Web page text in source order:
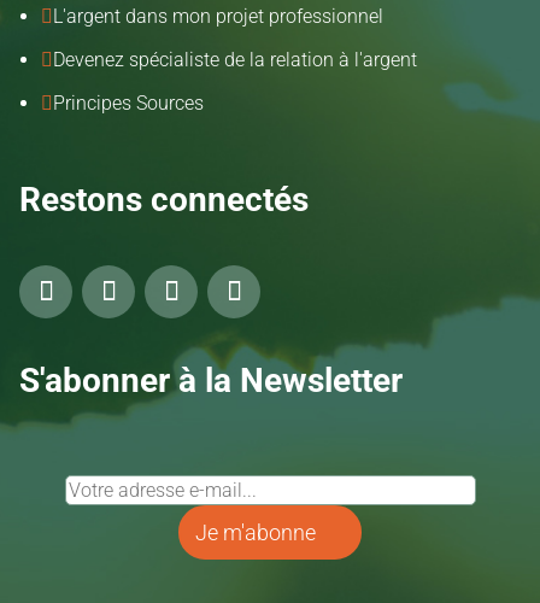
 L'argent dans mon projet professionnel
 Devenez spécialiste de la relation à l'argent
 Principes Sources
Restons connectés
S'abonner à la Newsletter
Je m'abonne